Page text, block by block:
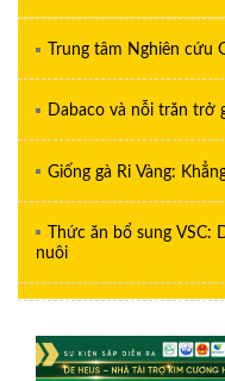
Trung tâm Nghiên cứu
Dabaco và nỗi trăn trở
Giống gà Ri Vàng:
Thức ăn bổ sung VSC:
nuôi